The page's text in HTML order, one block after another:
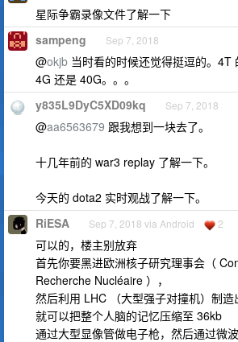
星际争霸录像文件了解一下
sampeng Sep 7, 2018
@okjb 当时看的时候还觉得挺逗的。4T
4G 还是 40G。。。
y835L9DyC5XD09kq Sep 7, 2018
@aa6563679 跟我想到一块去了。
十几年前的 war3 replay 了解一下。
今天的 dota2 实时观战了解一下。
RiESA Sep 7, 2018 via Android 2
可以的，楼主别放弃
首先你要黑进欧洲核子研究理事会（
Recherche Nucléaire ），
然后利用 LHC （大型强子对撞机）制造
就可以把整个人脑的记忆压缩至 36kb
通过大型显像管做电子枪，然后通过微